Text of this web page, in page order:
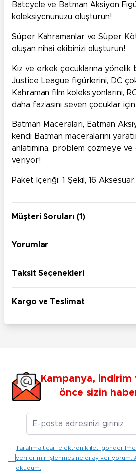
Batcycle ve Batman Aksiyon
koleksiyonunuzu oluşturun!
Süper Kahramanlar ve Süper
oluşan nihai ekibinizi oluşturun!
Kız ve erkek çocuklarına yönelik
Justice League figürlerini, DC
Kahraman film koleksiyonlarını,
daha fazlasını seven çocuklar
Batman Maceraları, Batman
kendi Batman maceralarını
anlatımına, problem çözmeye
veriyor!
Paket İçeriği: 1 Şekil, 16 Aksesuar.
Müşteri Soruları (1)
Yorumlar
Taksit Seçenekleri
Kargo ve Teslimat
Kampanya, indirim
önce sizin
E-
Tarafıma ticari elektronik ileti
verilerimin işlenmesine onay veriyorum.
okudum.